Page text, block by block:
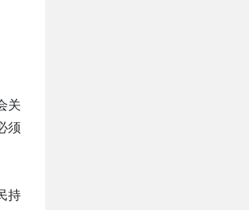
关
须
持